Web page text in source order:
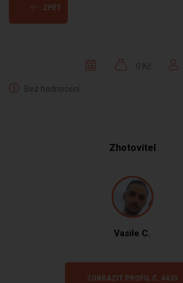
ZPĚT
0 Kč
Bez hodnocení
Zhotovitel
Vasile C.
ZOBRAZIT PROFIL Č. 4435